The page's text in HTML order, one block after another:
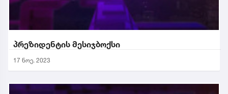
პრეზიდენტის მესიჯბოქსი
17 ნოე. 2023